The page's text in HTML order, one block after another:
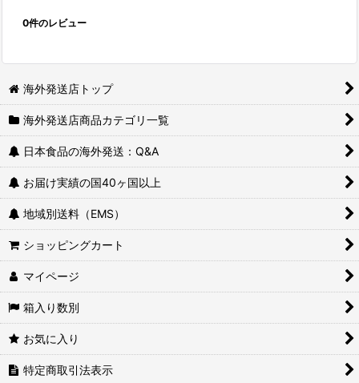
0件のレビュー
海外発送店トップ
海外発送店商品カテゴリ一覧
日本食品の海外発送：Q&A
お届け実績の国40ヶ国以上
地域別送料（EMS）
ショッピングカート
マイページ
箱入り数別
お気に入り
特定商取引法表示